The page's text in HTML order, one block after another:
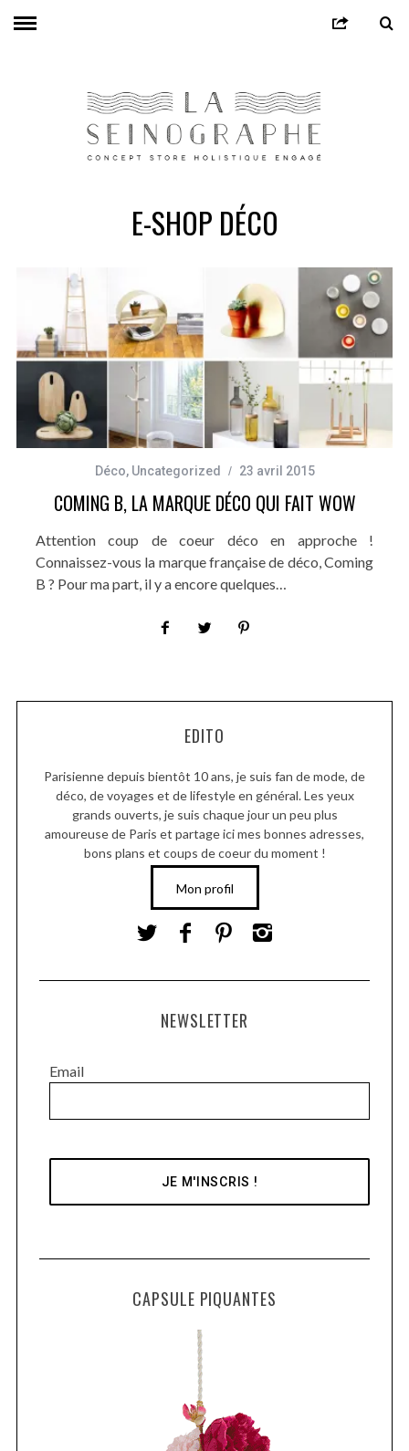
E-SHOP DÉCO
Déco, Uncategorized 23 avril 2015
COMING B, LA MARQUE DÉCO QUI FAIT WOW
Attention coup de coeur déco en approche !
Connaissez-vous la marque française de déco, Coming
B ? Pour ma part, il y a encore quelques…
EDITO
Parisienne depuis bientôt 10 ans, je suis fan de mode, de
déco, de voyages et de lifestyle en général. Les yeux
grands ouverts, je suis chaque jour un peu plus
amoureuse de Paris et partage ici mes bonnes adresses,
bons plans et coups de coeur du moment !
Mon profil
NEWSLETTER
Email
CAPSULE PIQUANTES